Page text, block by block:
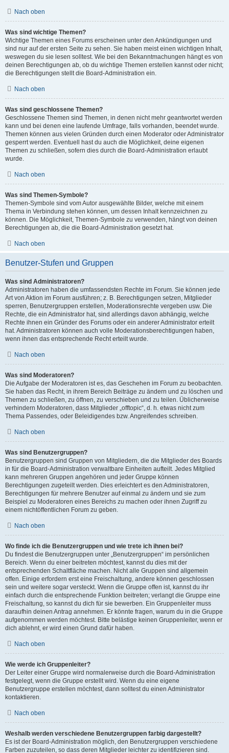
Nach oben
Was sind wichtige Themen?
Wichtige Themen eines Forums erscheinen unter den Ankündigungen und
sind nur auf der ersten Seite zu sehen. Sie haben meist einen wichtigen Inhalt,
weswegen du sie lesen solltest. Wie bei den Bekanntmachungen hängt es von
deinen Berechtigungen ab, ob du wichtige Themen erstellen kannst oder nicht;
die Berechtigungen stellt die Board-Administration ein.
Nach oben
Was sind geschlossene Themen?
Geschlossene Themen sind Themen, in denen nicht mehr geantwortet werden
kann und bei denen eine laufende Umfrage, falls vorhanden, beendet wurde.
Themen können aus vielen Gründen durch einen Moderator oder Administrator
gesperrt werden. Eventuell hast du auch die Möglichkeit, deine eigenen
Themen zu schließen, sofern dies durch die Board-Administration erlaubt
wurde.
Nach oben
Was sind Themen-Symbole?
Themen-Symbole sind vom Autor ausgewählte Bilder, welche mit einem
Thema in Verbindung stehen können, um dessen Inhalt kennzeichnen zu
können. Die Möglichkeit, Themen-Symbole zu verwenden, hängt von deinen
Berechtigungen ab, die die Board-Administration gesetzt hat.
Nach oben
Benutzer-Stufen und Gruppen
Was sind Administratoren?
Administratoren haben die umfassendsten Rechte im Forum. Sie können jede
Art von Aktion im Forum ausführen; z. B. Berechtigungen setzen, Mitglieder
sperren, Benutzergruppen erstellen, Moderationsrechte vergeben usw. Die
Rechte, die ein Administrator hat, sind allerdings davon abhängig, welche
Rechte ihnen ein Gründer des Forums oder ein anderer Administrator erteilt
hat. Administratoren können auch volle Moderationsberechtigungen haben,
wenn ihnen das entsprechende Recht erteilt wurde.
Nach oben
Was sind Moderatoren?
Die Aufgabe der Moderatoren ist es, das Geschehen im Forum zu beobachten.
Sie haben das Recht, in ihrem Bereich Beiträge zu ändern und zu löschen und
Themen zu schließen, zu öffnen, zu verschieben und zu teilen. Üblicherweise
verhindern Moderatoren, dass Mitglieder „offtopic“, d. h. etwas nicht zum
Thema Passendes, oder Beleidigendes bzw. Angreifendes schreiben.
Nach oben
Was sind Benutzergruppen?
Benutzergruppen sind Gruppen von Mitgliedern, die die Mitglieder des Boards
in für die Board-Administration verwaltbare Einheiten aufteilt. Jedes Mitglied
kann mehreren Gruppen angehören und jeder Gruppe können
Berechtigungen zugeteilt werden. Dies erleichtert es den Administratoren,
Berechtigungen für mehrere Benutzer auf einmal zu ändern und sie zum
Beispiel zu Moderatoren eines Bereichs zu machen oder ihnen Zugriff zu
einem nichtöffentlichen Forum zu geben.
Nach oben
Wo finde ich die Benutzergruppen und wie trete ich ihnen bei?
Du findest die Benutzergruppen unter „Benutzergruppen“ im persönlichen
Bereich. Wenn du einer beitreten möchtest, kannst du dies mit der
entsprechenden Schaltfläche machen. Nicht alle Gruppen sind allgemein
offen. Einige erfordern erst eine Freischaltung, andere können geschlossen
sein und weitere sogar versteckt. Wenn die Gruppe offen ist, kannst du ihr
einfach durch die entsprechende Funktion beitreten; verlangt die Gruppe eine
Freischaltung, so kannst du dich für sie bewerben. Ein Gruppenleiter muss
daraufhin deinen Antrag annehmen. Er könnte fragen, warum du in die Gruppe
aufgenommen werden möchtest. Bitte belästige keinen Gruppenleiter, wenn er
dich ablehnt, er wird einen Grund dafür haben.
Nach oben
Wie werde ich Gruppenleiter?
Der Leiter einer Gruppe wird normalerweise durch die Board-Administration
festgelegt, wenn die Gruppe erstellt wird. Wenn du eine eigene
Benutzergruppe erstellen möchtest, dann solltest du einen Administrator
kontaktieren.
Nach oben
Weshalb werden verschiedene Benutzergruppen farbig dargestellt?
Es ist der Board-Administration möglich, den Benutzergruppen verschiedene
Farben zuzuteilen, so dass deren Mitglieder leichter zu identifizieren sind.